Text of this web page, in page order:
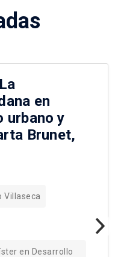
en
urbano y
Brunet,
Villaseca
en Desarrollo